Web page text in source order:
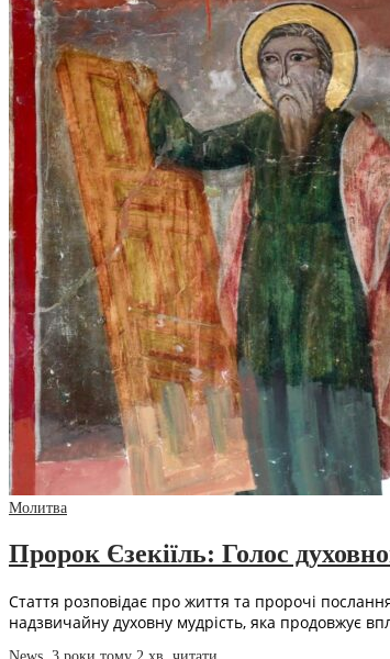
Молитва
Пророк Єзекіїль: Голос
Стаття розповідає про життя та пророчі
надзвичайну духовну мудрість, яка продовжує